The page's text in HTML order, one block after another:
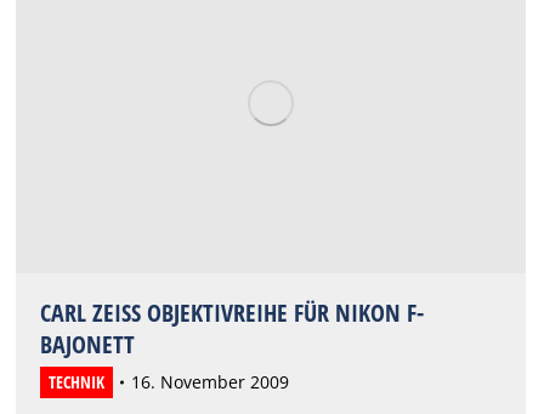
CARL ZEISS OBJEKTIVREIHE FÜR NIKON F-
BAJONETT
TECHNIK 16. November 2009